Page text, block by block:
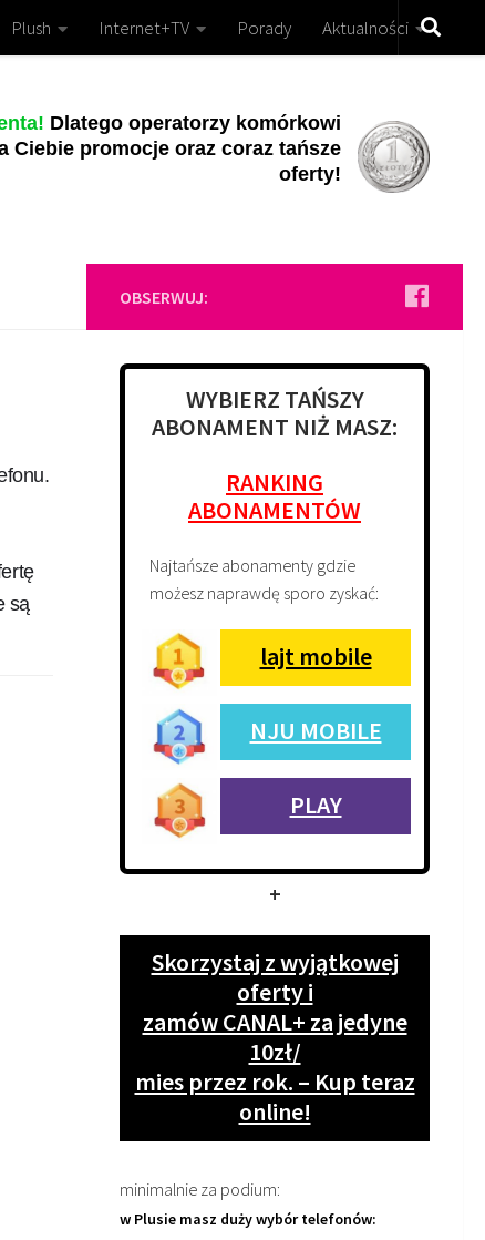
Plush Internet+TV Porady Aktualności
Dlatego operatorzy komórkowi
Ciebie promocje oraz coraz tańsze
oferty!
są
OBSERWUJ:
WYBIERZ TAŃSZY
ABONAMENT NIŻ MASZ:
RANKING
ABONAMENTÓW
Najtańsze abonamenty gdzie
możesz naprawdę sporo zyskać:
lajt mobile
NJU MOBILE
PLAY
+
Skorzystaj z wyjątkowej
oferty i
zamów CANAL+ za jedyne
10zł/
mies przez rok. – Kup teraz
online!
minimalnie za podium:
w Plusie masz duży wybór telefonów: